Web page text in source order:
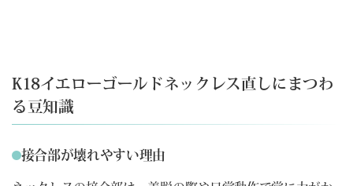
K18イエローゴールドネックレス直しにまつわ
る豆知識
接合部が壊れやすい理由